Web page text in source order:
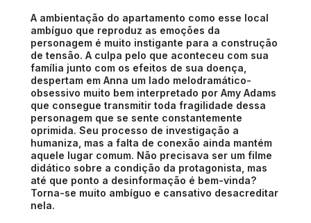
A ambientação do apartamento como esse local
ambíguo que reproduz as emoções da
personagem é muito instigante para a construção
de tensão. A culpa pelo que aconteceu com sua
família junto com os efeitos de sua doença,
despertam em Anna um lado melodramático-
obsessivo muito bem interpretado por Amy Adams
que consegue transmitir toda fragilidade dessa
personagem que se sente constantemente
oprimida. Seu processo de investigação a
humaniza, mas a falta de conexão ainda mantém
aquele lugar comum. Não precisava ser um filme
didático sobre a condição da protagonista, mas
até que ponto a desinformação é bem-vinda?
Torna-se muito ambíguo e cansativo desacreditar
nela.